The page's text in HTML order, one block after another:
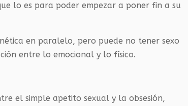
lo es para poder empezar a poner fin a su
en paralelo, pero puede no tener sexo
entre lo emocional y lo físico.
el simple apetito sexual y la obsesión,